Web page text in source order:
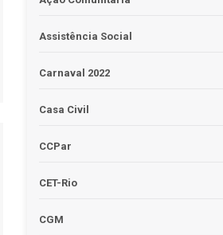
Assistência Social
Carnaval 2022
Casa Civil
CCPar
CET-Rio
CGM